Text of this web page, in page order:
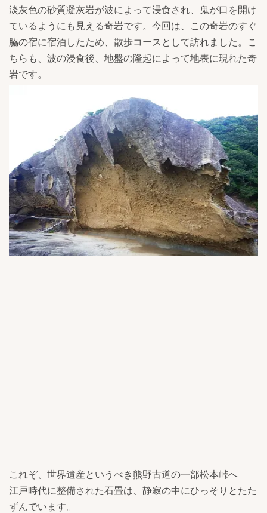
淡灰色の砂質凝灰岩が波によって浸食され、鬼が口を開け
ているようにも見える奇岩です。今回は、この奇岩のすぐ
脇の宿に宿泊したため、散歩コースとして訪れました。こ
ちらも、波の浸食後、地盤の隆起によって地表に現れた奇
岩です。
これぞ、世界遺産というべき熊野古道の一部松本峠へ
江戸時代に整備された石畳は、静寂の中にひっそりとたた
ずんでいます。